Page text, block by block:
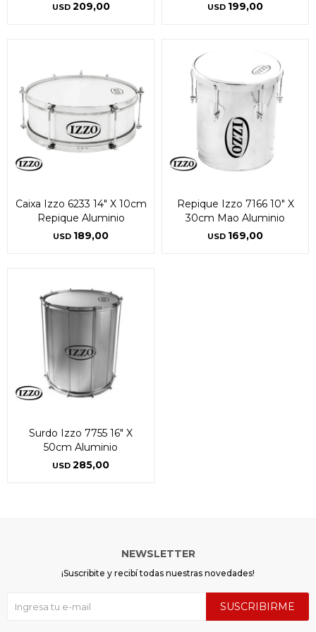
USD 209,00 USD 199,00
Caixa Izzo 6233 14" X 10cm
Repique Aluminio
USD 189,00
Repique Izzo 7166 10" X
30cm Mao Aluminio
USD 169,00
Surdo Izzo 7755 16" X
50cm Aluminio
USD 285,00
NEWSLETTER
¡Suscribite y recibí todas nuestras novedades!
SUSCRIBIRME
Continuar
Continuar